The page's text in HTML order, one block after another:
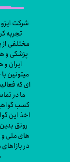
شرکت ایزو
تجربه
مختلفی از
پزشکی و
ایران
میتونین
ای که
ما در
کسب
اخذ این
رونق
های ملی و
در